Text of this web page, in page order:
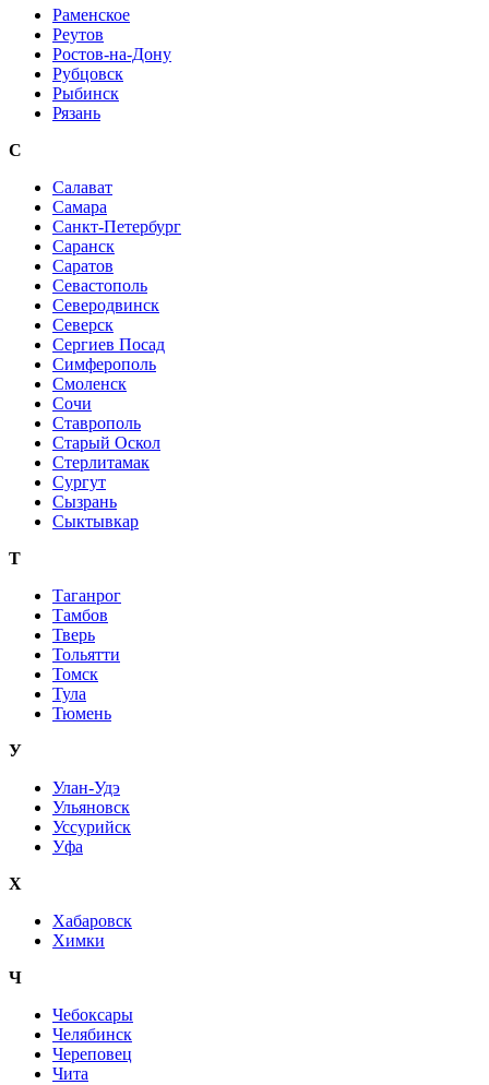
Раменское
Реутов
Ростов-на-Дону
Рубцовск
Рыбинск
Рязань
С
Салават
Самара
Санкт-Петербург
Саранск
Саратов
Севастополь
Северодвинск
Северск
Сергиев Посад
Симферополь
Смоленск
Сочи
Ставрополь
Старый Оскол
Стерлитамак
Сургут
Сызрань
Сыктывкар
Т
Таганрог
Тамбов
Тверь
Тольятти
Томск
Тула
Тюмень
У
Улан-Удэ
Ульяновск
Уссурийск
Уфа
Х
Хабаровск
Химки
Ч
Чебоксары
Челябинск
Череповец
Чита